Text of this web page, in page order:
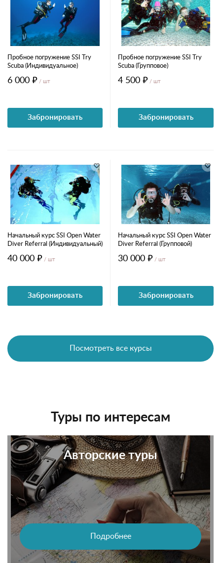
Пробное погружение SSI Try
Scuba (Индивидуальное)
6 000 ₽ / шт
Забронировать
Пробное погружение SSI Try
Scuba (Групповое)
4 500 ₽ / шт
Забронировать
Начальный курс SSI Open Water
Diver Referral (Индивидуальный)
40 000 ₽ / шт
Забронировать
Начальный курс SSI Open Water
Diver Referral (Групповой)
30 000 ₽ / шт
Забронировать
Посмотреть все курсы
Туры по интересам
Авторские туры
Подробнее